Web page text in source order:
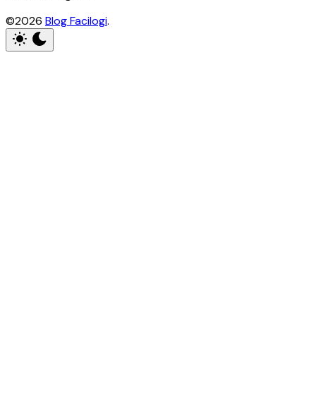
©2026 Blog Facilogi.